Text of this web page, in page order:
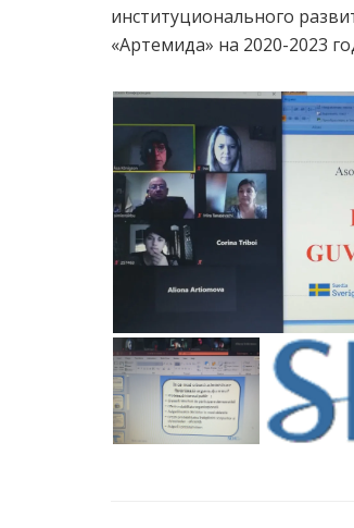
институционального
«Артемида» на 2020-2023